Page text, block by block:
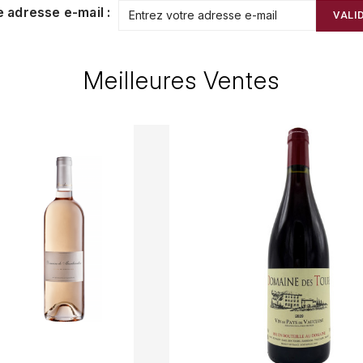
adresse e-mail :
Meilleures Ventes